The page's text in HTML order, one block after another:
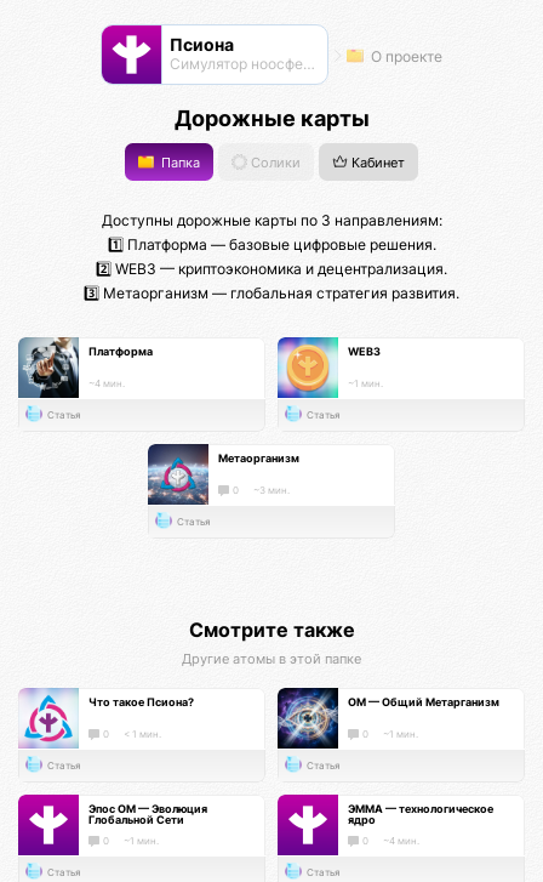
Псиона
Cимулятор ноосферы О проекте
Дорожные карты
Папка Солики Кабинет
Доступны дорожные карты по 3 направлениям:
1️⃣ Платформа — базовые цифровые решения.
2️⃣ WEB3 — криптоэкономика и децентрализация.
3️⃣ Метаорганизм — глобальная стратегия развития.
Платформа
~4 мин.
Статья
WEB3
~1 мин.
Статья
Метаорганизм
0 ~3 мин.
Статья
Смотрите также
Другие атомы в этой папке
Что такое Псиона?
0 < 1 мин.
Статья
ОМ — Общий Метарганизм
0 ~1 мин.
Статья
Эпос ОМ — Эволюция
Глобальной Сети
0 ~1 мин.
Статья
ЭММА — технологическое
ядро
0 ~4 мин.
Статья